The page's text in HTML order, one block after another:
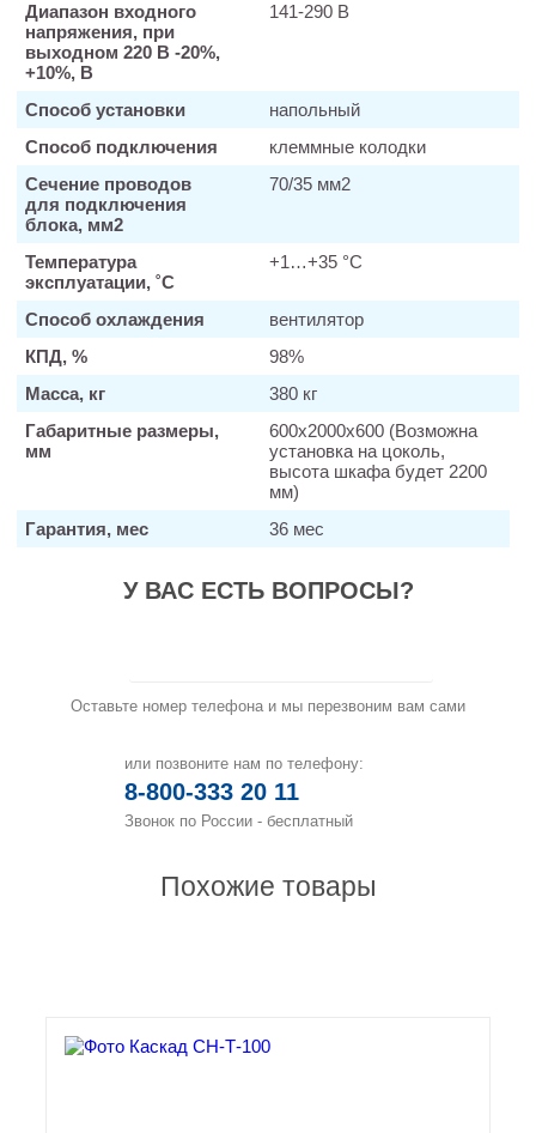
Диапазон входного
напряжения, при
выходном 220 В -20%,
+10%, В
141-290 В
Способ установки
напольный
Способ подключения
клеммные колодки
Сечение проводов
для подключения
блока, мм2
70/35 мм2
Температура
эксплуатации, ˚С
+1…+35 °С
Способ охлаждения
вентилятор
КПД, %
98%
Масса, кг
380 кг
Габаритные размеры,
мм
600х2000х600 (Возможна
установка на цоколь,
высота шкафа будет 2200
мм)
Гарантия, мес
36 мес
У ВАС ЕСТЬ ВОПРОСЫ?
Оставьте номер телефона и мы перезвоним вам сами
или позвоните нам по телефону:
8-800-333 20 11
Звонок по России - бесплатный
Похожие товары